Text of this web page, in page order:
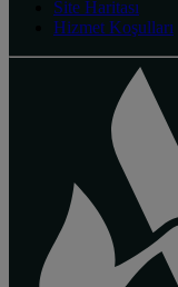
Site Haritası
Hizmet Koşulları